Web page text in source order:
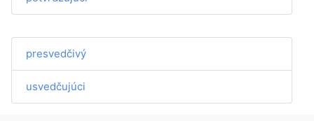
presvedčivý
usvedčujúci